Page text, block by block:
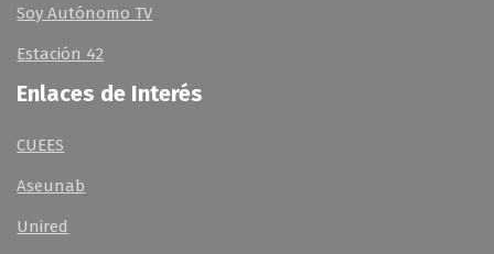
Soy Autónomo TV
Estación 42
Enlaces de Interés
CUEES
Aseunab
Unired